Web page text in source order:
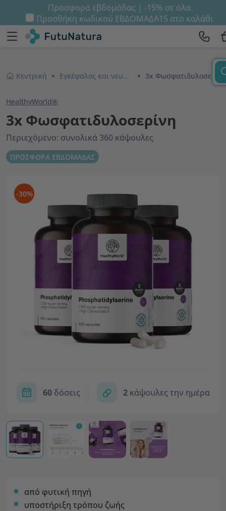
Προσφορά εβδομάδας | -15% σε όλα
Προσθήκη κωδικού ΕΒΔΟΜΑΔΑ15 στο καλάθι
Κεντρική Εγκέφαλος και νευρικό σύστημα
HealthyWorld®
3x Φωσφατιδυλοσερίνη
Περιεχόμενο: συνολικά 360 κάψουλες
ΠΡΟΣΦΟΡΑ ΕΒΔΟΜΑΔΑΣ
-30%
60δόσεις 2κάψουλες την ημέρα
από φυτική πηγή
υποστήριξη τρόπου ζωής